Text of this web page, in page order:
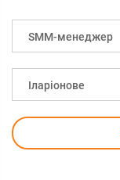
SMM-менеджер
Іларіонове